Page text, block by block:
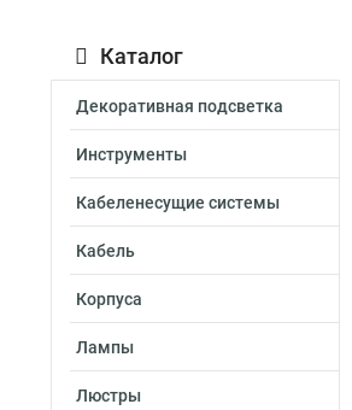
Каталог
Декоративная подсветка
Инструменты
Кабеленесущие системы
Кабель
Корпуса
Лампы
Люстры